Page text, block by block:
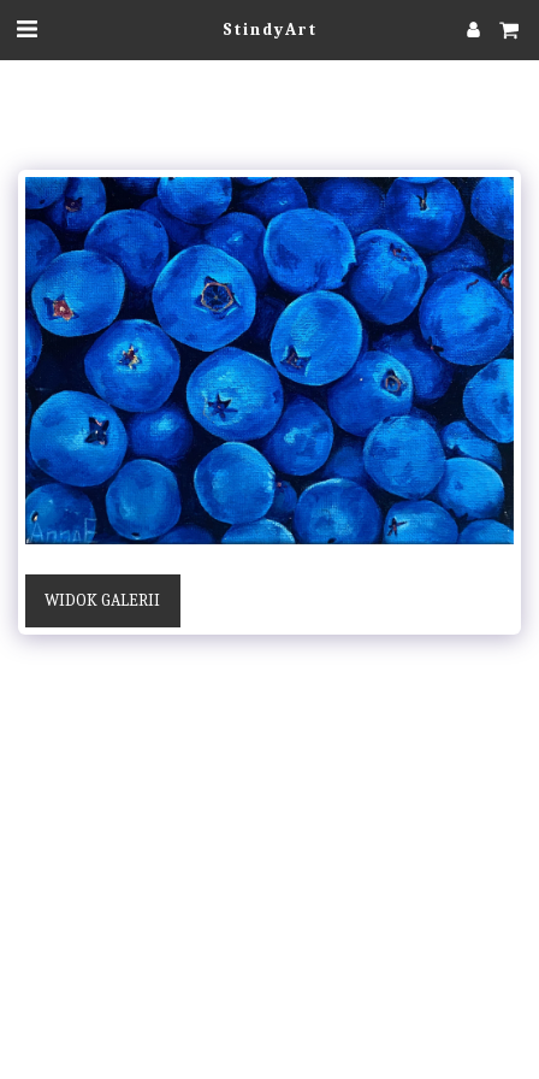
StindyArt
WIDOK GALERII